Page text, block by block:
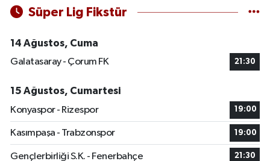
Süper Lig Fikstür
14 Ağustos, Cuma
Galatasaray - Çorum FK
21:30
15 Ağustos, Cumartesi
Konyaspor - Rizespor
19:00
Kasımpaşa - Trabzonspor 19:00
Gençlerbirliği S.K. - Fenerbahçe 21:30